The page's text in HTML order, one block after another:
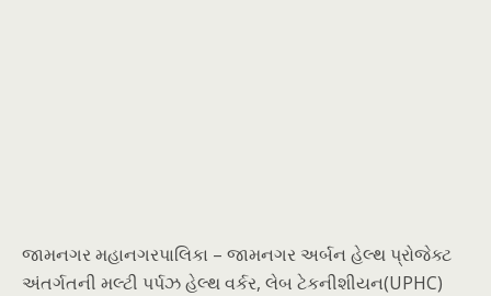
જામનગર મહાનગરપાલિકા – જામનગર અર્બન હેલ્થ પ્રોજેક્ટ
અંતર્ગતની મલ્ટી પર્પઝ હેલ્થ વર્કર, લેબ ટેકનીશીયન(UPHC)